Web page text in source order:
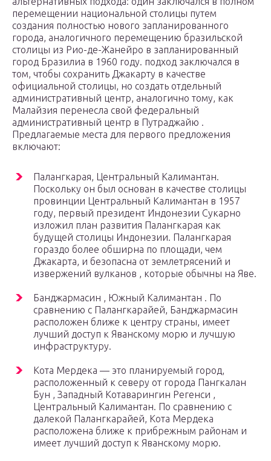
перемещении национальной столицы путем
создания полностью нового запланированного
города, аналогичного перемещению бразильской
столицы из Рио-де-Жанейро в запланированный
город Бразилиа в 1960 году. подход заключался в
том, чтобы сохранить Джакарту в качестве
официальной столицы, но создать отдельный
административный центр, аналогично тому, как
Малайзия перенесла свой федеральный
административный центр в Путраджайю .
Предлагаемые места для первого предложения
включают:
Палангкарая, Центральный Калимантан.
Поскольку он был основан в качестве столицы
провинции Центральный Калимантан в 1957
году, первый президент Индонезии Сукарно
изложил план развития Палангкарая как
будущей столицы Индонезии. Палангкарая
гораздо более обширна по площади, чем
Джакарта, и безопасна от землетрясений и
извержений вулканов , которые обычны на Яве.
Банджармасин , Южный Калимантан . По
сравнению с Палангкарайей, Банджармасин
расположен ближе к центру страны, имеет
лучший доступ к Яванскому морю и лучшую
инфраструктуру.
Кота Мердека — это планируемый город,
расположенный к северу от города Пангкалан
Бун , Западный Котаварингин Регенси ,
Центральный Калимантан. По сравнению с
далекой Палангкарайей, Кота Мердека
расположена ближе к прибрежным районам и
имеет лучший доступ к Яванскому морю.